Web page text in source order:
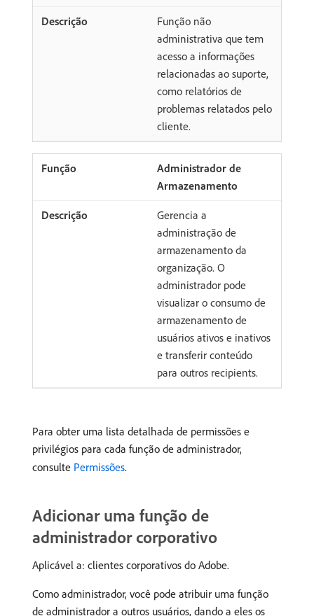
Função não
administrativa que tem
acesso a informações
relacionadas ao suporte,
como relatórios de
problemas relatados pelo
cliente.
Administrador de
Armazenamento
Gerencia a
administração de
armazenamento da
organização. O
administrador pode
visualizar o consumo de
armazenamento de
usuários ativos e inativos
e transferir conteúdo
para outros recipients.
Para obter uma lista detalhada de permissões e
privilégios para cada função de administrador,
consulte Permissões.
Adicionar uma função de
administrador corporativo
Aplicável a: clientes corporativos do Adobe.
Como administrador, você pode atribuir uma função
de administrador a outros usuários, dando a eles os